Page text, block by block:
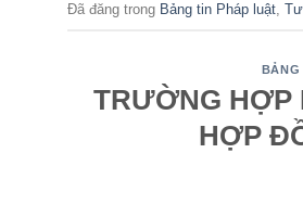
Đã đăng trong Bảng tin Pháp luật,
BẢNG
TRƯỜNG HỢP
HỢP